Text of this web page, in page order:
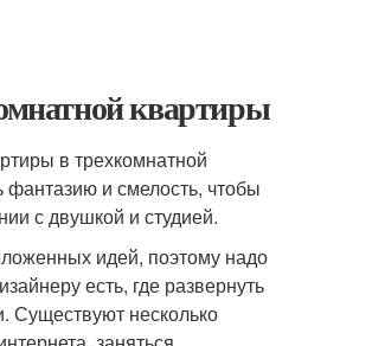
квартиры
в трехкомнатной
и смелость, чтобы
с двушкой и студией.
идей, поэтому надо
есть, где развернуть
Существуют несколько